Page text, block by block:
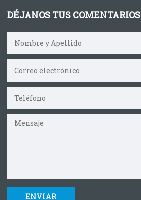
DÉJANOS TUS COMENTARIOS